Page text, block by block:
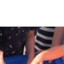
Den Helder